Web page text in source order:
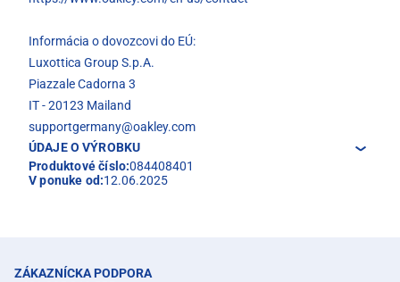
Informácia o dovozcovi do EÚ:
Luxottica Group S.p.A.
Piazzale Cadorna 3
IT - 20123 Mailand
supportgermany@oakley.com
ÚDAJE O VÝROBKU
Produktové číslo:084408401
V ponuke od:12.06.2025
ZÁKAZNÍCKA PODPORA